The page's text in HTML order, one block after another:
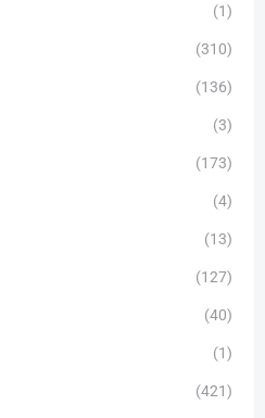
(1)
(310)
(136)
(3)
(173)
(4)
(13)
(127)
(40)
(1)
(421)